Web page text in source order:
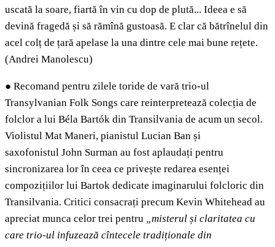
uscată la soare, fiartă în vin cu dop de plută... Ideea e să
devină fragedă și să rămînă gustoasă. E clar că bătrînelul din
acel colț de țară apelase la una dintre cele mai bune rețete.
(Andrei Manolescu)
● Recomand pentru zilele toride de vară trio-ul
Transylvanian Folk Songs care reinterpretează colecția de
folclor a lui Béla Bartók din Transilvania de acum un secol.
Violistul Mat Maneri, pianistul Lucian Ban și
saxofonistul John Surman au fost aplaudați pentru
sincronizarea lor în ceea ce privește redarea esenței
compozițiilor lui Bartok dedicate imaginarului folcloric din
Transilvania. Critici consacrați precum Kevin Whitehead au
apreciat munca celor trei pentru „misterul și claritatea cu
care trio-ul infuzează cîntecele tradiționale din